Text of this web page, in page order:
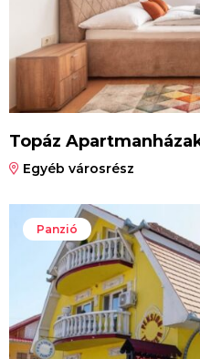
Topáz
Egyéb városrész
Panzió